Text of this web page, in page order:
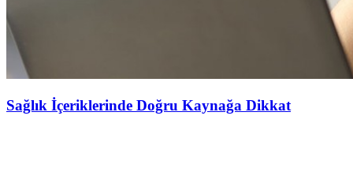
Sağlık İçeriklerinde Doğru Kaynağa Dikkat